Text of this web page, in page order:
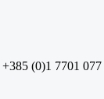
+385 (0)1 7701 077